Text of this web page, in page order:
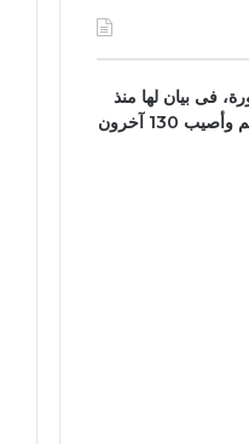
فى بيان لها منذ
قليل، أن 12 شخصا لقوا مصرعهم وأصيب 130 آخرون